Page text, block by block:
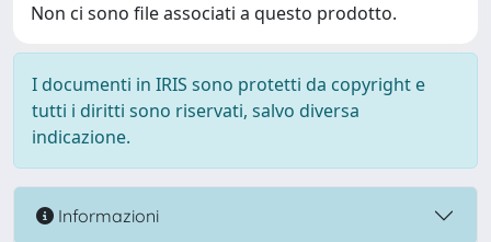
Non ci sono file associati a questo prodotto.
I documenti in IRIS sono protetti da copyright e
tutti i diritti sono riservati, salvo diversa
indicazione.
Informazioni